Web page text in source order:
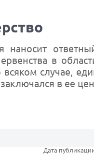
наносит
в
случае,
в ее
Дата